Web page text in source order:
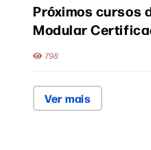
Próximos cursos
Modular
798
Ver mais